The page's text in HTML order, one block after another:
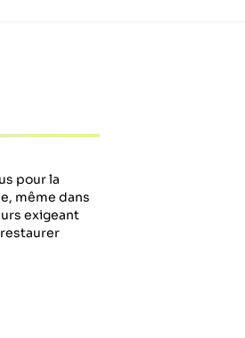
pour la
même dans
exigeant